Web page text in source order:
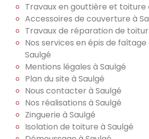
Travaux en gouttière et toiture
Accessoires de couverture à
Travaux de réparation de
Nos services en épis de
Saulgé
Mentions légales à Saulgé
Plan du site à Saulgé
Nous contacter à Saulgé
Nos réalisations à Saulgé
Zinguerie à Saulgé
Isolation de toiture à Saulgé